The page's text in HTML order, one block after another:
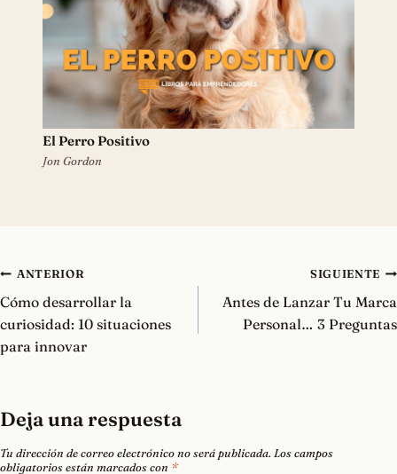
El Perro Positivo
Jon Gordon
Navegación
de
entradas
ANTERIOR
Cómo desarrollar la
curiosidad: 10 situaciones
para innovar
SIGUIENTE
Antes de Lanzar Tu Marca
Personal… 3 Preguntas
Deja una respuesta
Tu dirección de correo electrónico no será publicada. Los campos
obligatorios están marcados con *